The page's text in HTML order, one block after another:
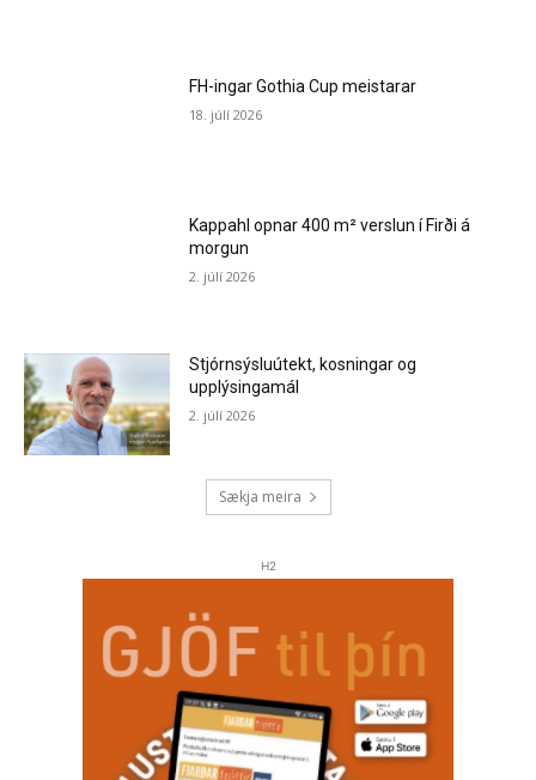
FH-ingar Gothia Cup meistarar
18. júlí 2026
Kappahl opnar 400 m² verslun í Firði á
morgun
2. júlí 2026
Stjórnsýsluútekt, kosningar og
upplýsingamál
2. júlí 2026
Sækja meira
H2